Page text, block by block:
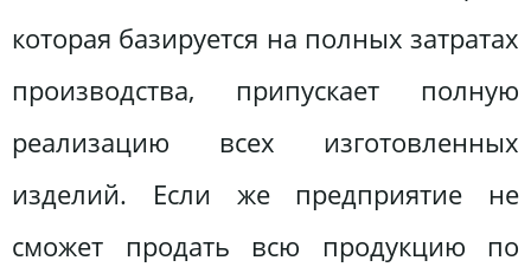
которая базируется на полных затратах
производства, припускает полную
реализацию всех изготовленных
изделий. Если же предприятие не
сможет продать всю продукцию по